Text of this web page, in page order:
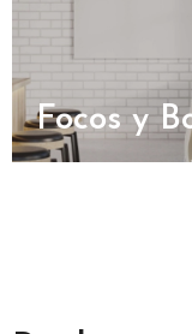
Focos y